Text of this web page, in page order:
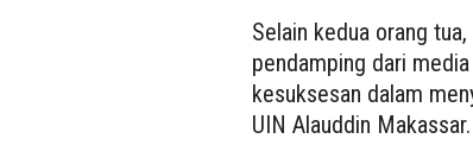
Selain kedua orang
pendamping dari
kesuksesan dalam
UIN Alauddin Makassar.